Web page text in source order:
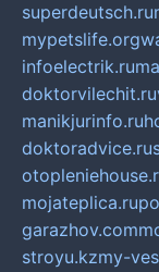
superdeutsch.ru
mypetslife.org
infoelectrik.ru
doktorvilechit.ru
manikjurinfo.ru
doktoradvice.ru
mojateplica.ru
garazhov.com
stroyu.kzmy-